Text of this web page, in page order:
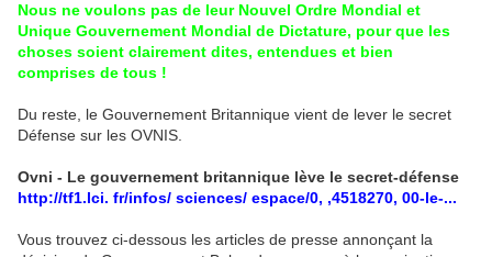
Nous ne voulons pas de leur Nouvel Ordre Mondial et
Unique Gouvernement Mondial de Dictature, pour que les
choses soient clairement dites, entendues et bien
comprises de tous !
Du reste, le Gouvernement Britannique vient de lever le secret
Défense sur les OVNIS.
Ovni - Le gouvernement britannique lève le secret-défense
http://tf1.lci. fr/infos/ sciences/ espace/0, ,4518270, 00-le-...
Vous trouvez ci-dessous les articles de presse annonçant la